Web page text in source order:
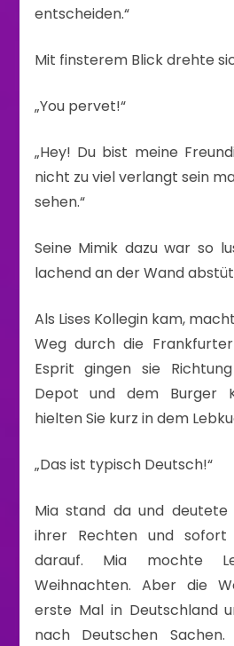
entscheiden.“
Mit finsterem Blick drehte
„You pervet!“
„Hey! Du bist meine
nicht zu viel verlangt sein
sehen.“
Seine Mimik dazu war so
lachend an der Wand
Als Lises Kollegin kam,
Weg durch die
Esprit gingen sie
Depot und dem Burger
hielten Sie kurz in dem
„Das ist typisch Deutsch!“
Mia stand da und deutete
ihrer Rechten und
darauf. Mia mochte
Weihnachten. Aber die
erste Mal in Deutschland
nach Deutschen